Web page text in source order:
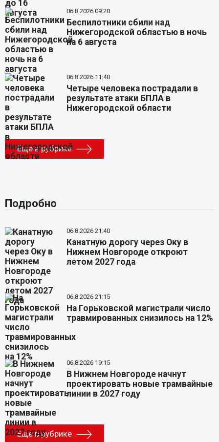
06.8.2026 09:20
Беспилотники сбили над
Нижегородской областью в ночь
на 6 августа
06.8.2026 11:40
Четыре человека пострадали в
результате атаки БПЛА в
Нижегородской области
Еще в рубрике
Подробно
06.8.2026 21:40
Канатную дорогу через Оку в
Нижнем Новгороде откроют
летом 2027 года
06.8.2026 21:15
На Горьковской магистрали число
травмированных снизилось на 12%
06.8.2026 19:15
В Нижнем Новгороде начнут
проектировать новые трамвайные
линии в 2027 году
Еще в рубрике